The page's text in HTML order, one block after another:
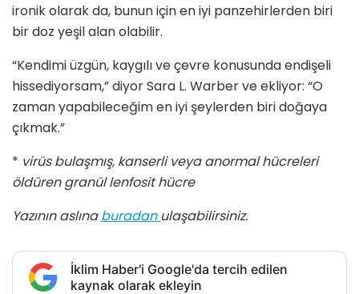
ironik olarak da, bunun için en iyi panzehirlerden biri
bir doz yeşil alan olabilir.
“Kendimi üzgün, kaygılı ve çevre konusunda endişeli
hissediyorsam,” diyor Sara L. Warber ve ekliyor: “O
zaman yapabileceğim en iyi şeylerden biri doğaya
çıkmak.”
* virüs bulaşmış, kanserli veya anormal hücreleri
öldüren granül lenfosit hücre
Yazının aslına buradan ulaşabilirsiniz.
İklim Haber'i Google'da tercih edilen
kaynak olarak ekleyin